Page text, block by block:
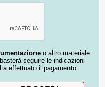
o altro materiale
seguire le indicazioni
effettuato il pagamento.